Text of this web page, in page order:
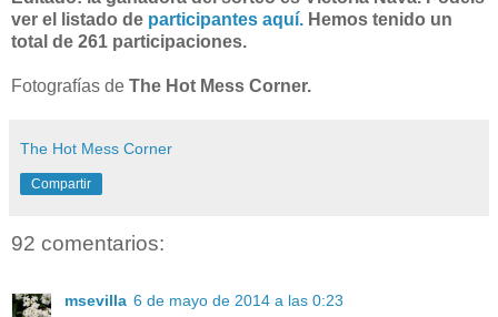
ver el listado de participantes aquí. Hemos tenido un
total de 261 participaciones.
Fotografías de The Hot Mess Corner.
The Hot Mess Corner
Compartir
92 comentarios:
msevilla 6 de mayo de 2014 a las 0:23